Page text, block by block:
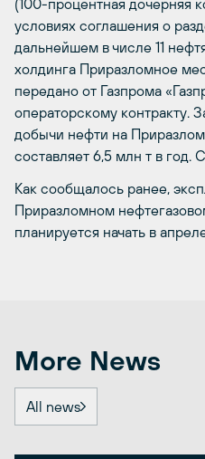
(100-процентная дочерняя
условиях соглашения о
дальнейшем в числе 11
холдинга Приразломное
передано от Газпрома
операторскому контракту.
добычи нефти на
составляет 6,5 млн т в год.
Как сообщалось ранее,
Приразломном
планируется начать в
More News
All news